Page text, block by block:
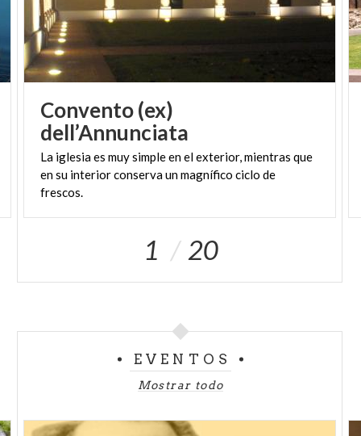
Convento (ex)
dell’Annunciata
La iglesia es muy simple en el exterior, mientras que
en su interior conserva un magnífico ciclo de
frescos.
1 20
EVENTOS
Mostrar todo